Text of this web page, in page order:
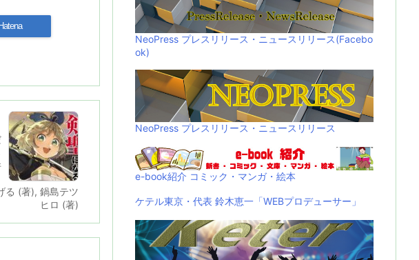
Hatena
る (著), 鍋島テツ
ヒロ (著)
NeoPress プレスリリース・ニュースリリース(Facebo
ok)
NeoPress プレスリリース・ニュースリリース
e-book紹介 コミック・マンガ・絵本
ケテル東京・代表 鈴木恵一「WEBプロデューサー」